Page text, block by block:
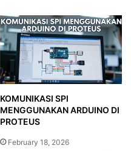
KOMUNIKASI SPI
MENGGUNAKAN ARDUINO DI
PROTEUS
February 18, 2026